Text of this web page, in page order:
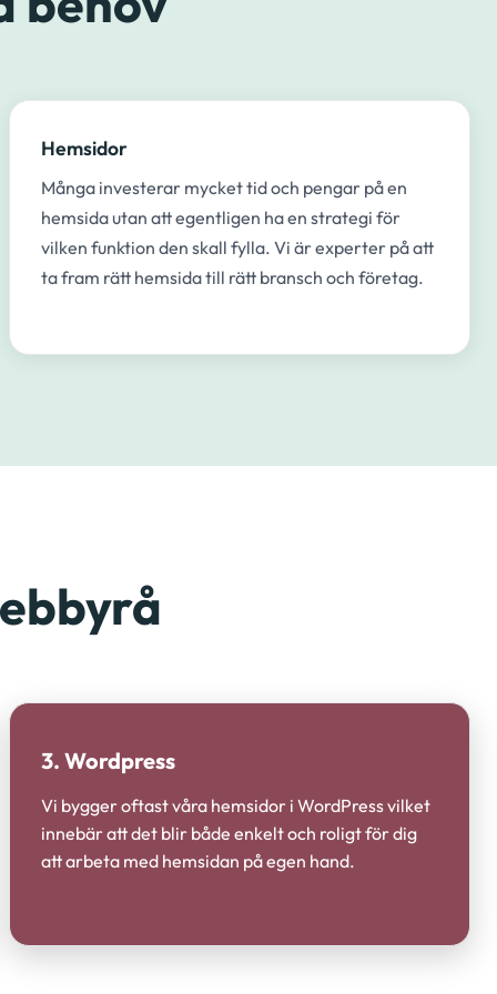
Hemsidor
Många investerar mycket tid och pengar på en
hemsida utan att egentligen ha en strategi för
vilken funktion den skall fylla. Vi är experter på att
ta fram rätt hemsida till rätt bransch och företag.
3. Wordpress
Vi bygger oftast våra hemsidor i WordPress vilket
innebär att det blir både enkelt och roligt för dig
att arbeta med hemsidan på egen hand.